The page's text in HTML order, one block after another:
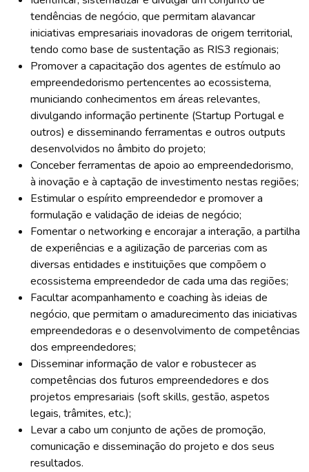
tendências de negócio, que permitam alavancar
iniciativas empresariais inovadoras de origem territorial,
tendo como base de sustentação as RIS3 regionais;
Promover a capacitação dos agentes de estímulo ao
empreendedorismo pertencentes ao ecossistema,
municiando conhecimentos em áreas relevantes,
divulgando informação pertinente (Startup Portugal e
outros) e disseminando ferramentas e outros outputs
desenvolvidos no âmbito do projeto;
Conceber ferramentas de apoio ao empreendedorismo,
à inovação e à captação de investimento nestas regiões;
Estimular o espírito empreendedor e promover a
formulação e validação de ideias de negócio;
Fomentar o networking e encorajar a interação, a partilha
de experiências e a agilização de parcerias com as
diversas entidades e instituições que compõem o
ecossistema empreendedor de cada uma das regiões;
Facultar acompanhamento e coaching às ideias de
negócio, que permitam o amadurecimento das iniciativas
empreendedoras e o desenvolvimento de competências
dos empreendedores;
Disseminar informação de valor e robustecer as
competências dos futuros empreendedores e dos
projetos empresariais (soft skills, gestão, aspetos
legais, trâmites, etc.);
Levar a cabo um conjunto de ações de promoção,
comunicação e disseminação do projeto e dos seus
resultados.